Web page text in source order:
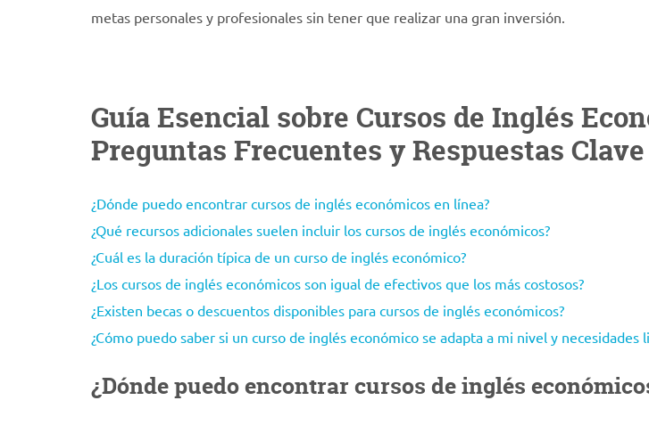
metas personales y profesionales sin tener que realizar una gran inversión.
Guía Esencial sobre Cursos de Inglés
Preguntas Frecuentes y Respuestas Clave
¿Dónde puedo encontrar cursos de inglés económicos en línea?
¿Qué recursos adicionales suelen incluir los cursos de inglés económicos?
¿Cuál es la duración típica de un curso de inglés económico?
¿Los cursos de inglés económicos son igual de efectivos que los más costosos?
¿Existen becas o descuentos disponibles para cursos de inglés económicos?
¿Cómo puedo saber si un curso de inglés económico se adapta a mi nivel y necesidades
¿Dónde puedo encontrar cursos de inglés